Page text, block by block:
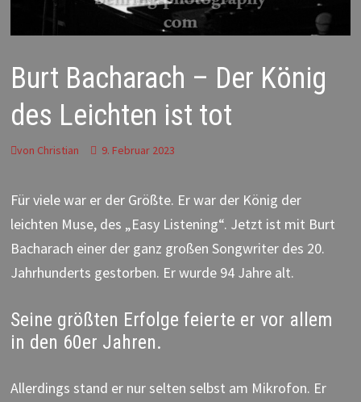
Burt Bacharach – Der König
des Leichten ist tot
von Christian 9. Februar 2023
Für viele war er der Größte. Er war der König der
leichten Muse, des „Easy Listening“. Jetzt ist mit Burt
Bacharach einer der ganz großen Songwriter des 20.
Jahrhunderts gestorben. Er wurde 94 Jahre alt.
Seine größten Erfolge feierte er vor allem
in den 60er Jahren.
Allerdings stand er nur selten selbst am Mikrofon. Er